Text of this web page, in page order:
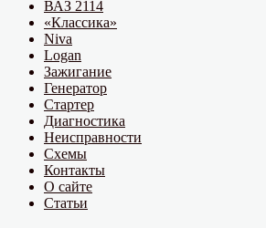
ВАЗ 2114
«Классика»
Niva
Logan
Зажигание
Генератор
Стартер
Диагностика
Неисправности
Схемы
Контакты
О сайте
Статьи